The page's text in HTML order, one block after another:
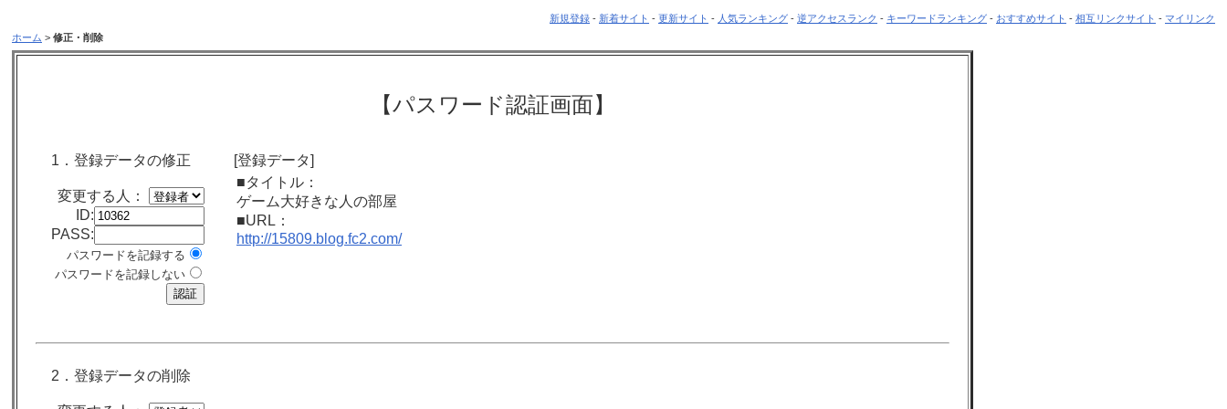
新規登録 - 新着サイト - 更新サイト - 人気ランキング - 逆アクセスランク - キーワードランキング - おすすめサイト - 相互リンクサイト - マイリンク
ホーム > 修正・削除
【パスワード認証画面】
1．登録データの修正
変更する人：
ID:
PASS:
パスワードを記録する
パスワードを記録しない
[登録データ]
■タイトル：
ゲーム大好きな人の部屋
■URL：
http://15809.blog.fc2.com/
2．登録データの削除